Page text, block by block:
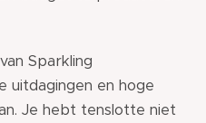
Sparkling
uitdagingen en hoge
Je hebt tenslotte niet